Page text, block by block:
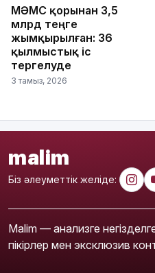
МӘМС қорынан 3,5
млрд теңге
жымқырылған: 36
қылмыстық іс
тергелуде
3 тамыз, 2026
malim
Біз әлеуметтік желіде:
Malim — анализге
пікірлер мен эксклюзив